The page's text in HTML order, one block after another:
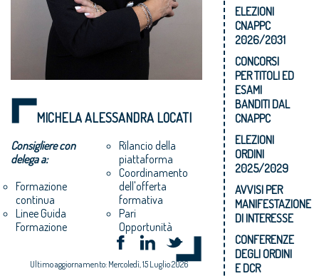
MICHELA ALESSANDRA LOCATI
Consigliere con
delega a:
Formazione
continua
Linee Guida
Formazione
Rilancio della
piattaforma
Coordinamento
dell'offerta
formativa
Pari
Opportunità
Ultimo aggiornamento: Mercoledì, 15 Luglio 2026
ELEZIONI
CNAPPC
2026/2031
CONCORSI
PER TITOLI ED
ESAMI
BANDITI DAL
CNAPPC
ELEZIONI
ORDINI
2025/2029
AVVISI PER
MANIFESTAZIONE
DI INTERESSE
CONFERENZE
DEGLI ORDINI
E DCR